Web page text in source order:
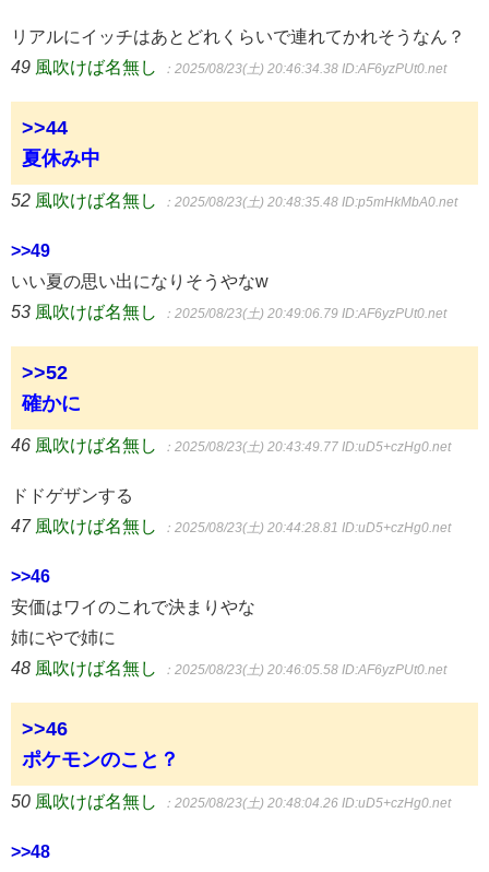
リアルにイッチはあとどれくらいで連れてかれそうなん？
49 風吹けば名無し ：2025/08/23(土) 20:46:34.38 ID:AF6yzPUt0.net
>>44
夏休み中
52 風吹けば名無し ：2025/08/23(土) 20:48:35.48 ID:p5mHkMbA0.net
>>49
いい夏の思い出になりそうやなw
53 風吹けば名無し ：2025/08/23(土) 20:49:06.79 ID:AF6yzPUt0.net
>>52
確かに
46 風吹けば名無し ：2025/08/23(土) 20:43:49.77 ID:uD5+czHg0.net
ドドゲザンする
47 風吹けば名無し ：2025/08/23(土) 20:44:28.81 ID:uD5+czHg0.net
>>46
安価はワイのこれで決まりやな
姉にやで姉に
48 風吹けば名無し ：2025/08/23(土) 20:46:05.58 ID:AF6yzPUt0.net
>>46
ポケモンのこと？
50 風吹けば名無し ：2025/08/23(土) 20:48:04.26 ID:uD5+czHg0.net
>>48